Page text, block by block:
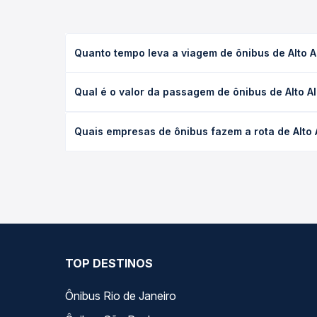
Quanto tempo leva a viagem de ônibus de Alto
(convencional, executivo ou leito) e as condições
Qual é o valor da passagem de ônibus de Alto
o tipo de poltrona e a antecedência da compra.
Quais empresas de ônibus fazem a rota de
TOP DESTINOS
Ônibus Rio de Janeiro